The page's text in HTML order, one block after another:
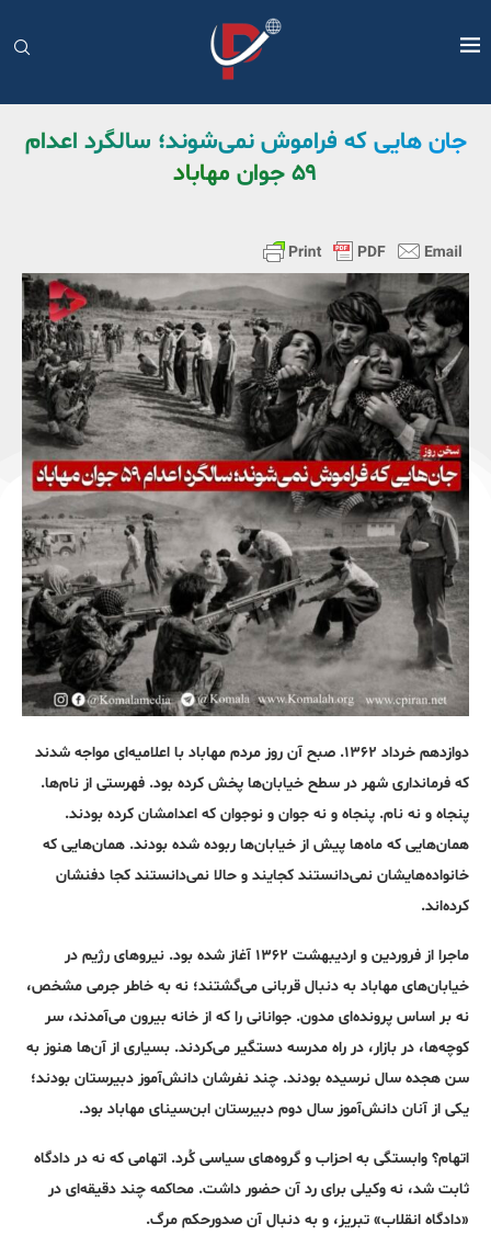
جان هایی که فراموش نمی‌شوند؛ سالگرد اعدام
۵۹ جوان مهاباد
دوازدهم خرداد ۱۳۶۲. صبح آن روز مردم مهاباد با اعلامیه‌ای مواجه شدند
که فرمانداری شهر در سطح خیابان‌ها پخش کرده بود. فهرستی از نام‌ها.
پنجاه و نه نام. پنجاه و نه جوان و نوجوان که اعدامشان کرده بودند.
همان‌هایی که ماه‌ها پیش از خیابان‌ها ربوده شده بودند. همان‌هایی که
خانواده‌هایشان نمی‌دانستند کجایند و حالا نمی‌دانستند کجا دفنشان
کرده‌اند.
ماجرا از فروردین و اردیبهشت ۱۳۶۲ آغاز شده بود. نیروهای رژیم در
خیابان‌های مهاباد به دنبال قربانی می‌گشتند؛ نه به خاطر جرمی مشخص،
نه بر اساس پرونده‌ای مدون. جوانانی را که از خانه بیرون می‌آمدند، سر
کوچه‌ها، در بازار، در راه مدرسه دستگیر می‌کردند. بسیاری از آن‌ها هنوز به
سن هجده سال نرسیده بودند. چند نفرشان دانش‌آموز دبیرستان بودند؛
یکی از آنان دانش‌آموز سال دوم دبیرستان ابن‌سینای مهاباد بود.
اتهام؟ وابستگی به احزاب و گروه‌های سیاسی کُرد. اتهامی که نه در دادگاه
ثابت شد، نه وکیلی برای رد آن حضور داشت. محاکمه چند دقیقه‌ای در
«دادگاه انقلاب» تبریز، و به دنبال آن صدورحکم مرگ.